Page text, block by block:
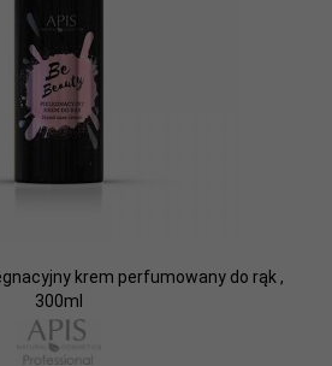
krem perfumowany do rąk ,
300ml